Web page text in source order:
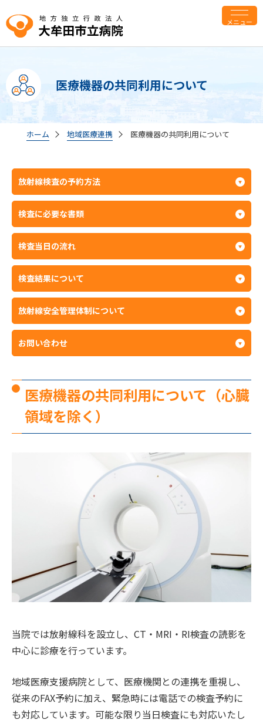
メニュー
医療機器の共同利用について
ホーム 地域医療連携 医療機器の共同利用について
放射線検査の予約方法
検査に必要な書類
検査当日の流れ
検査結果について
放射線安全管理体制について
お問い合わせ
医療機器の共同利用について（心臓
領域を除く）
当院では放射線科を設立し、CT・MRI・RI検査の読影を
中心に診療を行っています。
地域医療支援病院として、医療機関との連携を重視し、
従来のFAX予約に加え、緊急時には電話での検査予約に
も対応しています。可能な限り当日検査にも対応いたし